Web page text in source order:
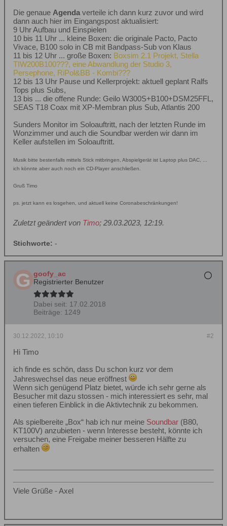
Die genaue Agenda verteile ich dann kurz zuvor und wird
dann auch hier im Eingangspost aktualisiert:
9 Uhr Aufbau und Einspielen
10 bis 11 Uhr ... kleine Boxen: die originale Pacto, Pacto
Vivace, B100 solo in CB mit Bandpass-Sub von Klaus
11 bis 12 Uhr ... große Boxen: Boxsim 2.1 Projekt, Stella
TIW200B100???, eine Abwandlung der Studio 3,
Persephone, RiPol&BB - Kombi???
12 bis 13 Uhr Pause und Kellerprojekt: aktuell geplant Ralfs
Tops plus Subs,
13 bis ... die offene Runde: Geilo W300S+B100+DSM25FFL,
SEAS T18 Coax mit XP-Membran plus Sub, Atlantis 200
Sunders Monitor im Soloauftritt, nach der letzten Runde im
Wonzimmer und auch die Soundbar werden wir dann im
Keller aufstellen im Soloauftritt.
Musik bitte bestenfalls mittels Stick mitbringen, Abspielgerät ist Laptop plus DAC, ...
ich könnte aber auch noch ein CD-Player anschließen.
Gruß Timo
ps. jetzt kann es losgehen, und aktuell keine Coronabeschränkungen!
Zuletzt geändert von Timo; 29.03.2023, 12:19.
Stichworte: -
goofy_ac
Registrierter Benutzer
Dabei seit: 17.02.2018
Beiträge: 1249
#2
30.12.2022, 10:10
Hi Timo
ich finde es schön, dass Du schon kurz vor dem
Jahreswechsel das neue eröffnest
Wenn sich genügend Platz bietet, würde ich sehr gerne als
Besucher mit dazu stossen - mich interessiert es sehr, mal
einen tieferen Einblick in die Aktivtechnik zu bekommen.
Als spielbereite „Box“ hab ich nur meine Soundbar (B80,
KT100V) anzubieten - wenn Interesse besteht, könnte ich
versuchen, eine Freigabe meiner besseren Hälfte zu
erhalten
Viele Grüße - Axel